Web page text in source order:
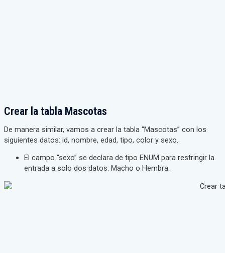
Crear la tabla Mascotas
De manera similar, vamos a crear la tabla “Mascotas” con los
siguientes datos: id, nombre, edad, tipo, color y sexo.
El campo “sexo” se declara de tipo ENUM para restringir la
entrada a solo dos datos: Macho o Hembra.